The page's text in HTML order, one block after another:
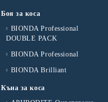
Боя за коса
BIONDA Professional
DOUBLE PACK
BIONDA Professional
BIONDA Brilliant
Къна за коса